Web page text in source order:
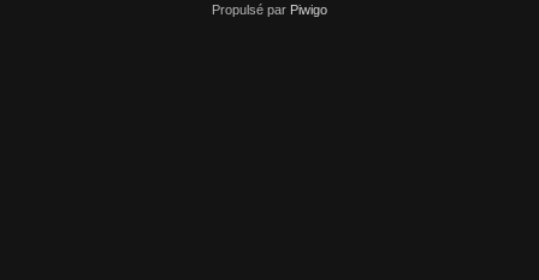
Propulsé par Piwigo